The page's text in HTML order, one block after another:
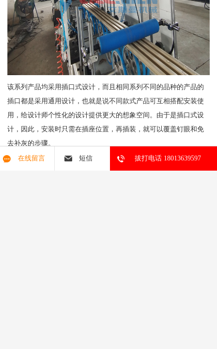
该系列产品均采用插口式设计，而且相同系列不同的品种的产品的
插口都是采用通用设计，也就是说不同款式产品可互相搭配安装使
用，给设计师个性化的设计提供更大的想象空间。由于是插口式设
计，因此，安装时只需在插座位置，再插装，就可以覆盖钉眼和免
去补灰的步骤。
在线留言
短信 拔打电话 18013639597